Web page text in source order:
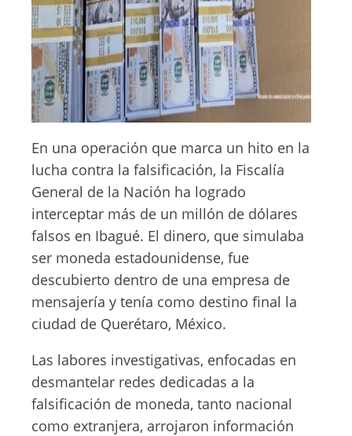
En una operación que marca un hito en la
lucha contra la falsificación, la Fiscalía
General de la Nación ha logrado
interceptar más de un millón de dólares
falsos en Ibagué. El dinero, que simulaba
ser moneda estadounidense, fue
descubierto dentro de una empresa de
mensajería y tenía como destino final la
ciudad de Querétaro, México.
Las labores investigativas, enfocadas en
desmantelar redes dedicadas a la
falsificación de moneda, tanto nacional
como extranjera, arrojaron información